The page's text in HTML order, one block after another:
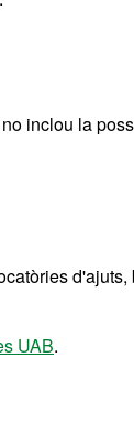
inclou la
UAB.